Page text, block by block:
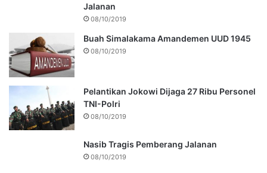
Jalanan
08/10/2019
Buah Simalakama Amandemen UUD 1945
08/10/2019
Pelantikan Jokowi Dijaga 27 Ribu Personel
TNI-Polri
08/10/2019
Nasib Tragis Pemberang Jalanan
08/10/2019